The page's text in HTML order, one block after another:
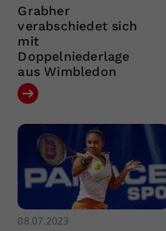
Grabher
verabschiedet sich
mit
Doppelniederlage
aus Wimbledon
08.07.2023